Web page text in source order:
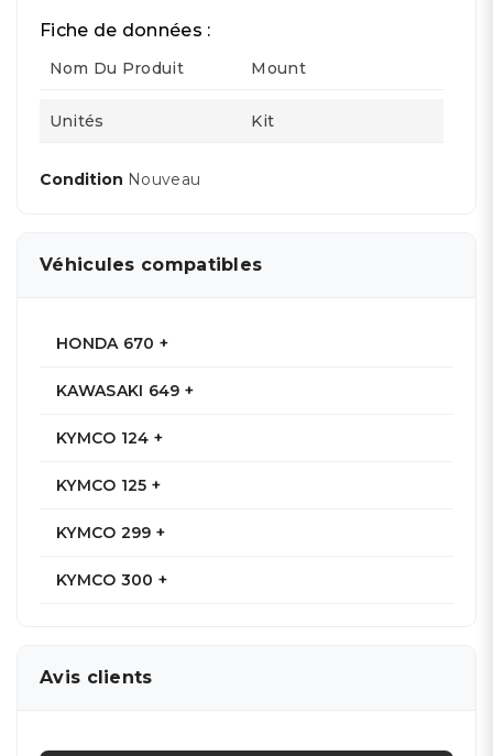
Fiche de données :
Nom Du Produit Mount
Unités Kit
Condition Nouveau
Véhicules compatibles
HONDA 670 +
KAWASAKI 649 +
KYMCO 124 +
KYMCO 125 +
KYMCO 299 +
KYMCO 300 +
Avis clients